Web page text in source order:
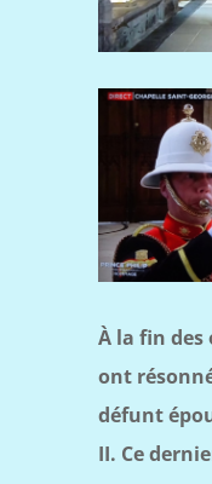
À la fin des
ont
défunt
II. Ce